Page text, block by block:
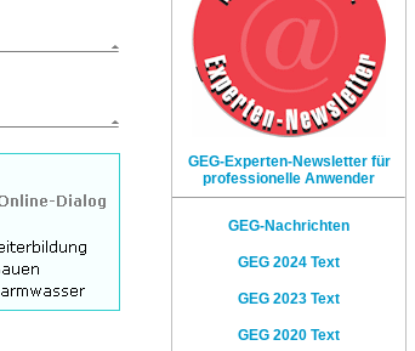
GEG-Experten-Newsletter für
professionelle Anwender
GEG-Nachrichten
GEG 2024 Text
GEG 2023 Text
GEG 2020 Text